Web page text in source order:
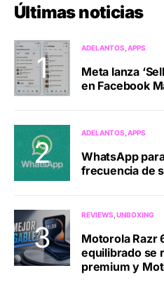
Últimas noticias
ADELANTOS APPS
Meta lanza
en Facebook
ADELANTOS APPS
WhatsApp
frecuencia de
REVIEWS UNBOXING
Motorola Razr
equilibrado se
premium y